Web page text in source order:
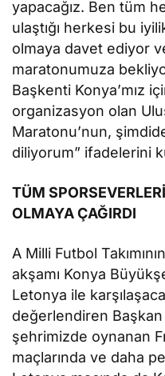
yapacağız. Ben tüm
ulaştığı herkesi bu
olmaya davet ediyor
maratonumuza
Başkenti Konya’mız
organizasyon olan
Maratonu’nun,
diliyorum” ifadelerini
TÜM
OLMAYA ÇAĞIRDI
A Milli Futbol
akşamı Konya
Letonya ile
değerlendiren Başkan
şehrimizde oynanan
maçlarında ve daha